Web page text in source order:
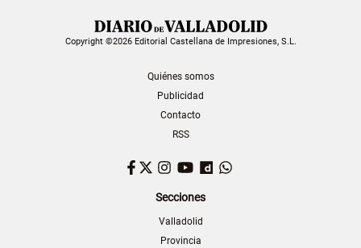
Copyright ©2026 Editorial Castellana de Impresiones, S.L.
Quiénes somos
Publicidad
Contacto
RSS
Facebook
TwitterInstagram
YouTubeDailymotion
Secciones
Valladolid
Provincia